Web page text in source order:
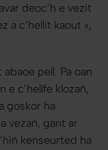
deoc’h e vezit
a c’hellit kaout »,
pell. Pa oan
e c’hellfe klozañ,
goskor ha
vezañ, gant ar
kenseurted ha